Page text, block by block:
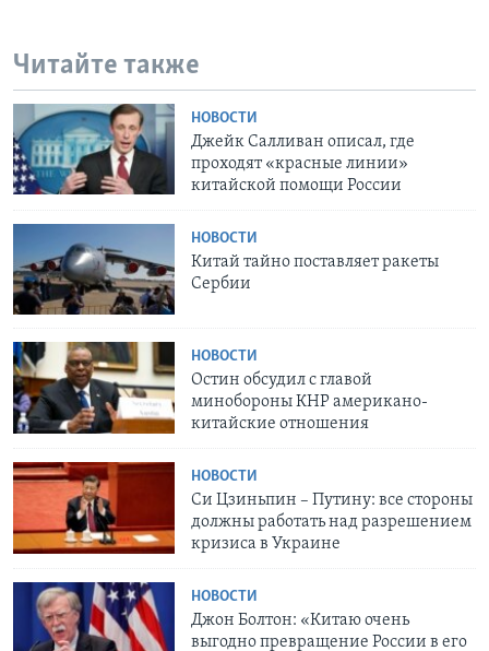
Читайте также
НОВОСТИ
Джейк Салливан описал, где
проходят «красные линии»
китайской помощи России
НОВОСТИ
Китай тайно поставляет ракеты
Сербии
НОВОСТИ
Остин обсудил с главой
минобороны КНР американо-
китайские отношения
НОВОСТИ
Си Цзиньпин – Путину: все стороны
должны работать над разрешением
кризиса в Украине
НОВОСТИ
Джон Болтон: «Китаю очень
выгодно превращение России в его